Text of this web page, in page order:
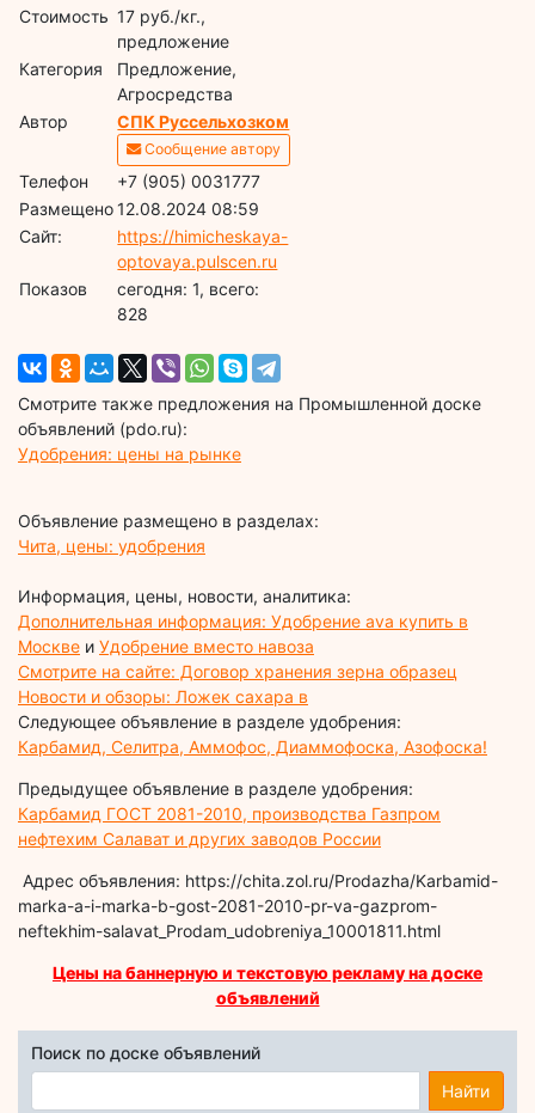
Стоимость 17 руб./кг.,
предложение
Категория
Предложение,
Агросредства
Автор
СПК Руссельхозком
Сообщение автору
Телефон
+7 (905) 0031777
Размещено12.08.2024 08:59
Сайт:
https://himicheskaya-
optovaya.pulscen.ru
Показов
cегодня: 1, всего:
828
Смотрите также предложения на Промышленной доске
объявлений (pdo.ru):
Удобрения: цены на рынке
Объявление размещено в разделах:
Чита, цены: удобрения
Информация, цены, новости, аналитика:
Дополнительная информация: Удобрение ava купить в
Москве и Удобрение вместо навоза
Смотрите на сайте: Договор хранения зерна образец
Новости и обзоры: Ложек сахара в
Следующее объявление в разделе удобрения:
Карбамид, Селитра, Аммофос, Диаммофоска, Азофоска!
Предыдущее объявление в разделе удобрения:
Карбамид ГОСТ 2081-2010, производства Газпром
нефтехим Салават и других заводов России
Адрес объявления: https://chita.zol.ru/Prodazha/Karbamid-
marka-a-i-marka-b-gost-2081-2010-pr-va-gazprom-
neftekhim-salavat_Prodam_udobreniya_10001811.html
Цены на баннерную и текстовую рекламу на доске
объявлений
Поиск по доске объявлений
Найти